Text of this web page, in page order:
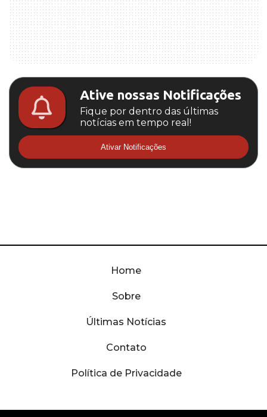
Ative nossas Notificações
Fique por dentro das últimas
notícias em tempo real!
Ativar Notificações
Home
Sobre
Últimas Notícias
Contato
Política de Privacidade